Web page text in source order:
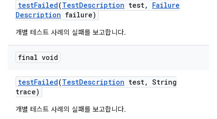
testFailed(TestDescription test,
Failure
Description failure)
개별 테스트 사례의 실패를 보고합니다.
final void
testFailed(TestDescription test, String
trace)
개별 테스트 사례의 실패를 보고합니다.